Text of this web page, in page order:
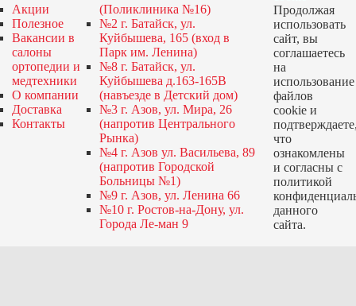
Акции
Полезное
Вакансии в
салоны
ортопедии и
медтехники
О компании
Доставка
Контакты
(Поликлиника №16)
№2 г. Батайск, ул.
Куйбышева, 165 (вход в
Парк им. Ленина)
№8 г. Батайск, ул.
Куйбышева д.163-165В
(навъезде в Детский дом)
№3 г. Азов, ул. Мира, 26
(напротив Центрального
Рынка)
№4 г. Азов ул. Васильева, 89
(напротив Городской
Больницы №1)
№9 г. Азов, ул. Ленина 66
№10 г. Ростов-на-Дону, ул.
Города Ле-ман 9
Продолжая
использовать
сайт, вы
соглашаетесь
на
использование
файлов
cookie и
что
ознакомлены
и согласны с
политикой
данного
сайта.